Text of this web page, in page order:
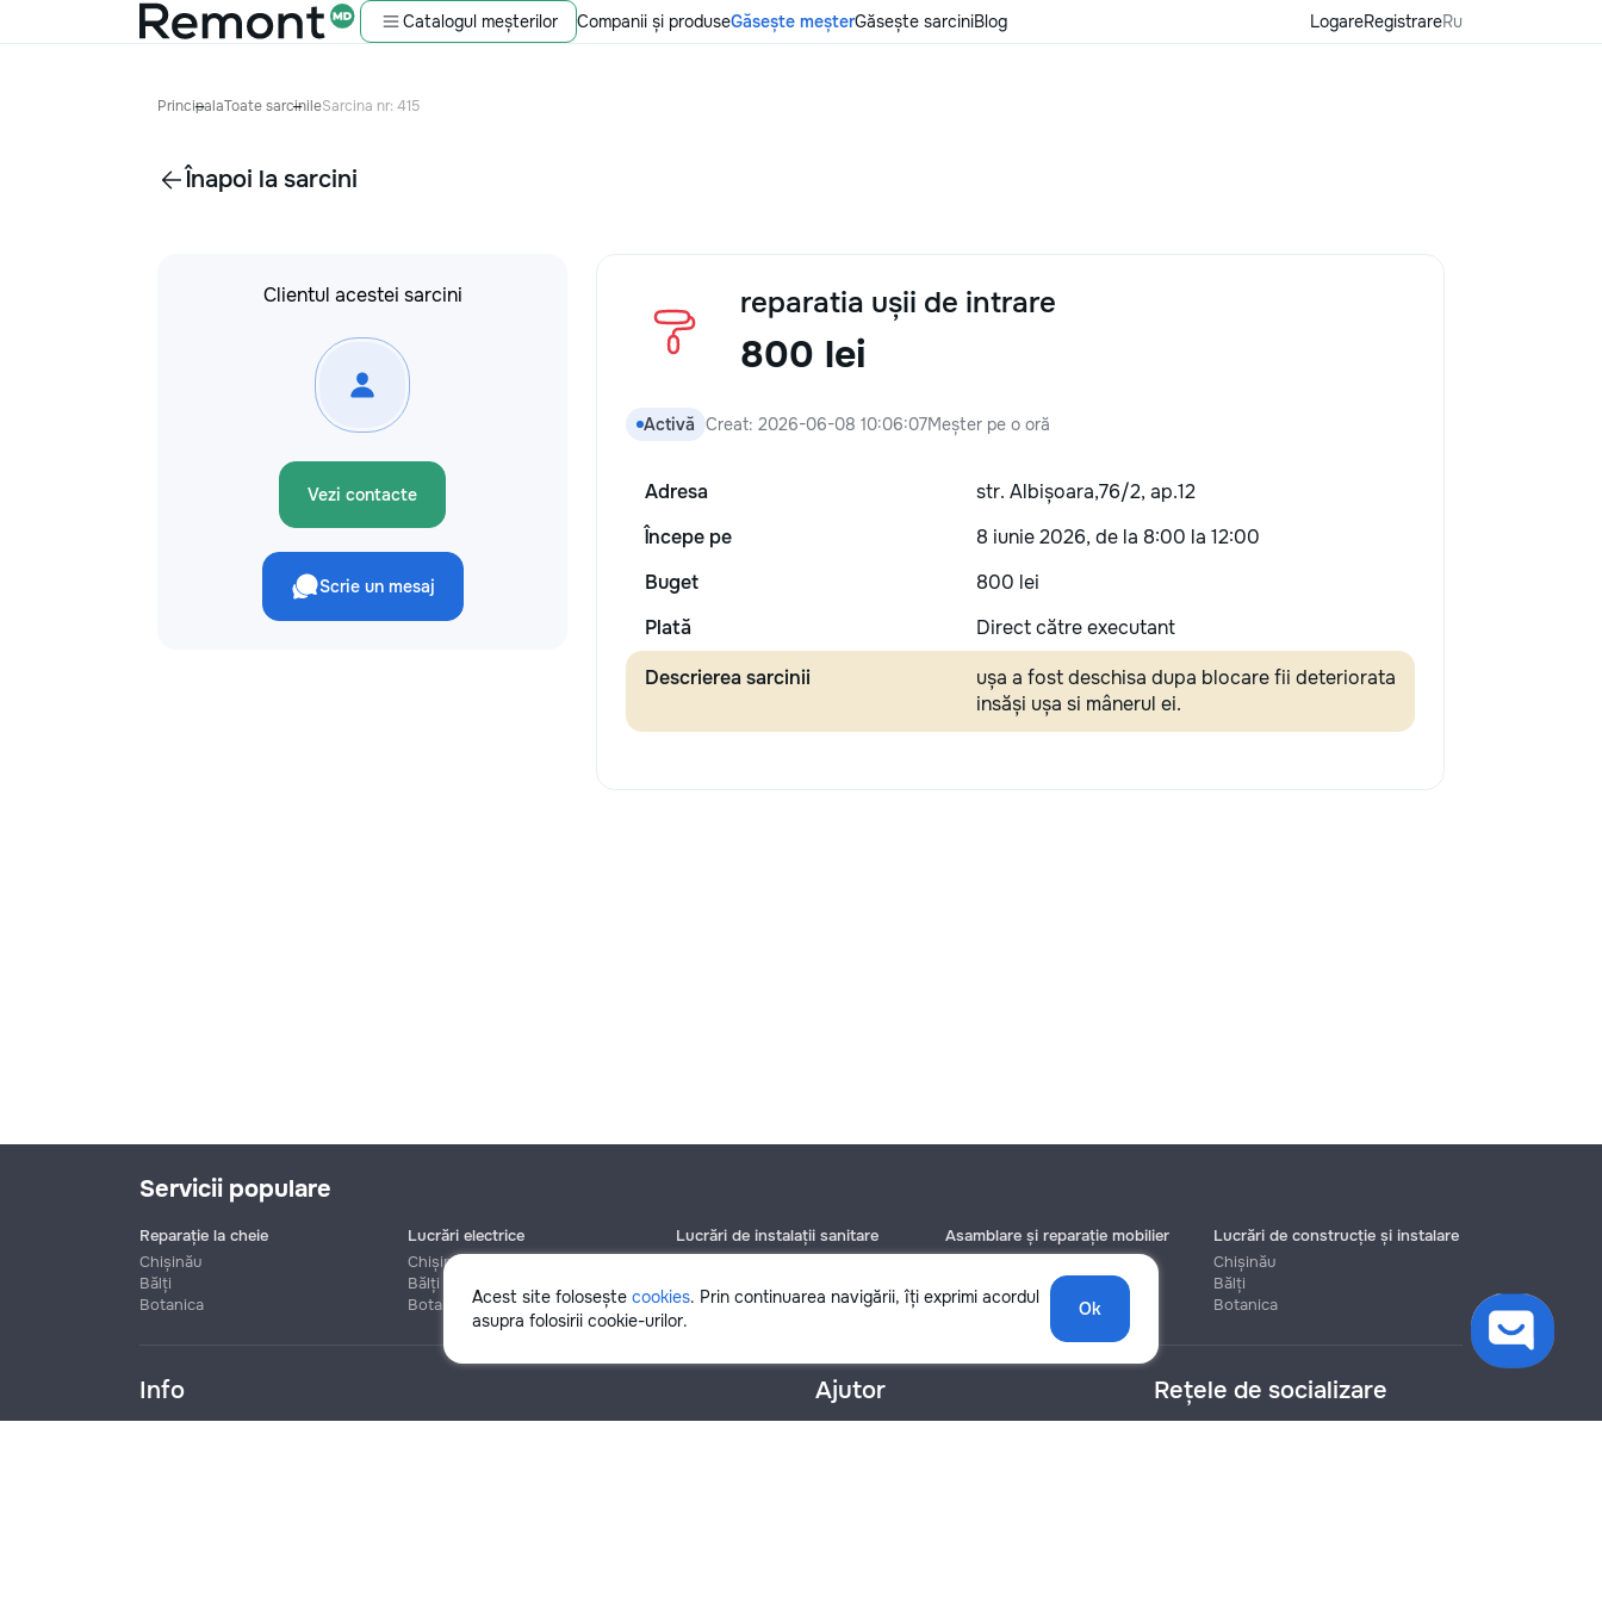
Catalogul meșterilor Companii și produseGăsește meșterGăsește sarciniBlog LogareRegistrareRu
PrincipalaToate sarcinileSarcina nr: 415
Înapoi la sarcini
Clientul acestei sarcini
Vezi contacte
Scrie un mesaj
reparatia ușii de intrare
800 lei
Activă Creat: 2026-06-08 10:06:07Meșter pe o oră
Adresa
str. Albișoara,76/2, ap.12
Începe pe
8 iunie 2026, de la 8:00 la 12:00
Buget
800 lei
Plată
Direct către executant
Descrierea sarcinii
ușa a fost deschisa dupa blocare fii deteriorata
insăși ușa si mânerul ei.
Telefon
Acest site folosește cookies. Prin continuarea navigării, îți exprimi acordul
asupra folosirii cookie-urilor.
Ok
Servicii populare
Reparație la cheie
Chișinău
Bălți
Botanica
Lucrări electrice
Chișinău
Bălți
Botanica
Lucrări de instalații sanitare
Botanica
Asamblare și reparație mobilier
Botanica
Lucrări de construcție și instalare
Chișinău
Bălți
Botanica
Info Ajutor Rețele de socializare